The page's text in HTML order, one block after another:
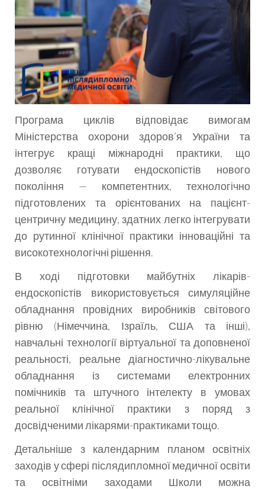
Програма циклів відповідає вимогам
Міністерства охорони здоров’я України та
інтегрує кращі міжнародні практики, що
дозволяє готувати ендоскопістів нового
покоління — компетентних, технологічно
підготовлених та орієнтованих на пацієнт-
центричну медицину, здатних легко інтегрувати
до рутинної клінічної практики інноваційні та
високотехнологічні рішення.
В ході підготовки майбутніх лікарів-
ендоскопістів використовується симуляційне
обладнання провідних виробників світового
рівню (Німеччина, Ізраїль, США та інші),
навчальні технології віртуальної та доповненої
реальності, реальне діагностично-лікувальне
обладнання із системами електронних
помічників та штучного інтелекту в умовах
реальної клінічної практики з поряд з
досвідченими лікарями-практиками тощо.
Детальніше з календарним планом освітніх
заходів у сфері післядипломної медичної освіти
та освітніми заходами Школи можна